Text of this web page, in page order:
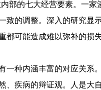
部的七大经营要素。一
致的调整。深入的研究显
都可能造成难以弥补的损
一种内涵丰富的对应关系
、疾病的辩证观。人是大